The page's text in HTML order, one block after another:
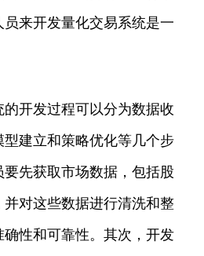
来开发量化交易系统是一
开发过程可以分为数据收
建立和策略优化等几个步
先获取市场数据，包括股
对这些数据进行清洗和整
性和可靠性。其次，开发